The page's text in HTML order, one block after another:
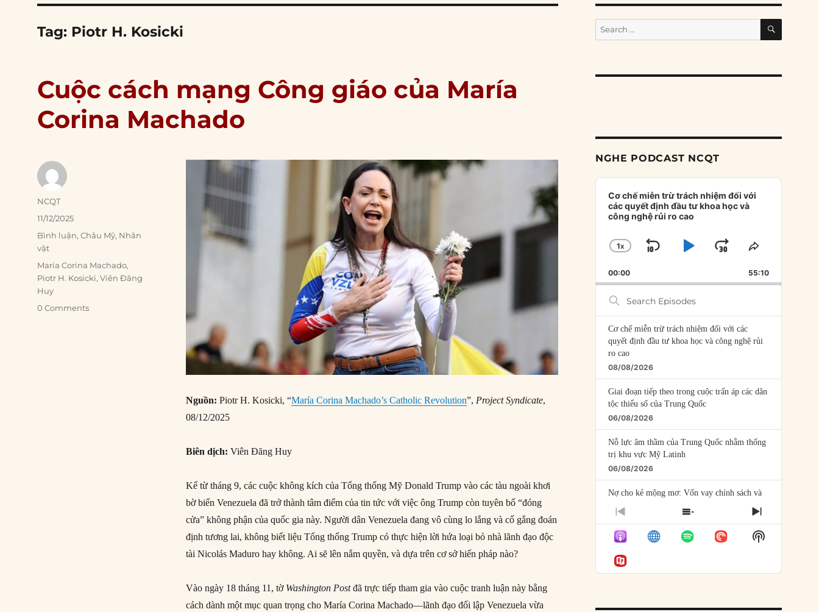
Tag: Piotr H. Kosicki
Cuộc cách mạng Công giáo của María
Corina Machado
Nguồn:Piotr H. Kosicki, “María Corina Machado’s Catholic Revolution”, Project Syndicate,
08/12/2025
Biên dịch:Viên Đăng Huy
Kể từ tháng 9, các cuộc không kích của Tổng thống Mỹ Donald Trump vào các tàu ngoài khơi
bờ biển Venezuela đã trở thành tâm điểm của tin tức với việc ông Trump còn tuyên bố “đóng
cửa” không phận của quốc gia này. Người dân Venezuela đang vô cùng lo lắng và cố gắng đoán
định tương lai, không biết liệu Tổng thống Trump có thực hiện lời hứa loại bỏ nhà lãnh đạo độc
tài Nicolás Maduro hay không. Ai sẽ lên nắm quyền, và dựa trên cơ sở hiến pháp nào?
Vào ngày 18 tháng 11, tờ Washington Postđã trực tiếp tham gia vào cuộc tranh luận này bằng
cách dành một mục quan trọng cho María Corina Machado—lãnh đạo đối lập Venezuela vừa
Author
NCQT
Posted
on
11/12/2025
Categories
Bình luận,Châu Mỹ, Nhân
vật
Tags
María Corina Machado,
Piotr H. Kosicki,Viên Đăng
Huy
0 Comments
Search
for:
SEARCH
NGHE PODCAST NCQT
Audio
Player
Cơ chế miễn trừ trách nhiệm đối với
các quyết định đầu tư khoa học và
công nghệ rủi ro cao
CHANGE
RATE
1X
SKIP
BACKWARD
PLAYJUMP
FORWARD
SHARE
EPISODE
00:00 55:10
Search
Episodes
Cơ chế miễn trừ trách nhiệm đối với các
quyết định đầu tư khoa học và công nghệ rủi
ro cao
08/08/2026
Giai đoạn tiếp theo trong cuộc trấn áp các dân
tộc thiểu số của Trung Quốc
06/08/2026
Nỗ lực âm thầm của Trung Quốc nhằm thống
trị khu vực Mỹ Latinh
06/08/2026
Nợ cho kẻ mộng mơ: Vốn vay chính sách và
giới hạn của việc cho startup vay vốn
Mỹ Latinh đang trở thành “phòng thí nghiệm”
của phe cánh hữu mới
04/08/2026
Ngoại trưởng Nhật Bản?
PREVIOUS
EPISODE
SHOW
EPISODES
LIST
NEXT
EPISODE
Show
Podcast